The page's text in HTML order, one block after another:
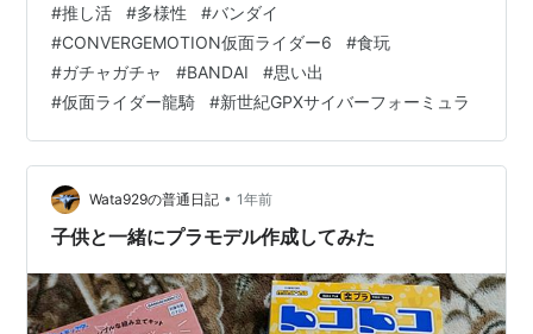
ものなの。 こだまでしょうか、いいえインセンティブで
す。 いいえ違います、でもニュアンスは一緒です← そん
なぽちの推し活。 500円のガチャガチャに怯んでたかと
思えば300円ので沼ってみたり。 100円ショップでけち
けちしてるかと思えば突然の大人買い。 押しに弱いっ
て…
#推し活 #多様性 #バンダイ
#CONVERGEMOTION仮面ライダー6 #食玩
#ガチャガチャ #BANDAI #思い出
#仮面ライダー龍騎 #新世紀GPXサイバーフォーミュラ
Wata929の普通日記 • 1年前
子供と一緒にプラモデル作成してみた